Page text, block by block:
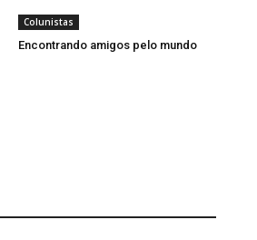
Colunistas
Encontrando amigos pelo mundo